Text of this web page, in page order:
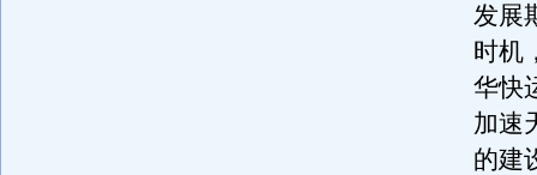
发展
时机
华快
加速
的建